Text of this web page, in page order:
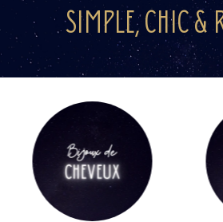
SIMPLE, CHIC &